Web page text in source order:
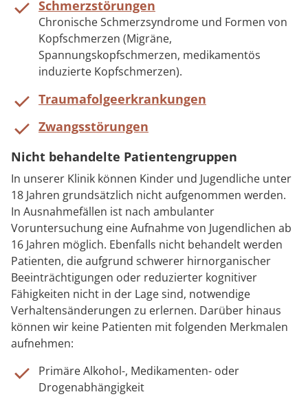
Schmerzstörungen
Chronische Schmerzsyndrome und Formen von
Kopfschmerzen (Migräne,
Spannungskopfschmerzen, medikamentös
induzierte Kopfschmerzen).
Traumafolgeerkrankungen
Zwangsstörungen
Nicht behandelte Patientengruppen
In unserer Klinik können Kinder und Jugendliche unter
18 Jahren grundsätzlich nicht aufgenommen werden.
In Ausnahmefällen ist nach ambulanter
Voruntersuchung eine Aufnahme von Jugendlichen ab
16 Jahren möglich. Ebenfalls nicht behandelt werden
Patienten, die aufgrund schwerer hirnorganischer
Beeinträchtigungen oder reduzierter kognitiver
Fähigkeiten nicht in der Lage sind, notwendige
Verhaltensänderungen zu erlernen. Darüber hinaus
können wir keine Patienten mit folgenden Merkmalen
aufnehmen:
Primäre Alkohol-, Medikamenten- oder
Drogenabhängigkeit